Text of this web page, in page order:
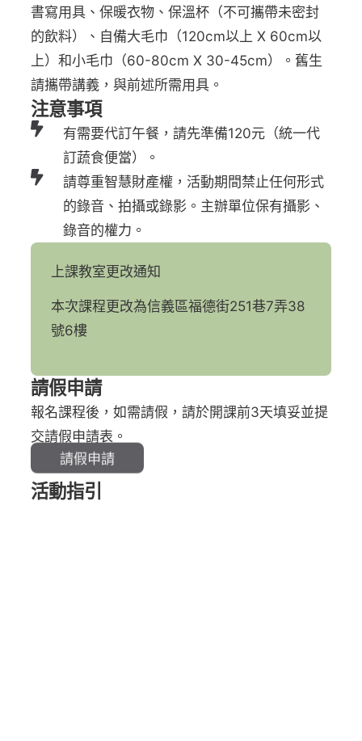
書寫用具、保暖衣物、保溫杯（不可攜帶未密封
的飲料）、自備大毛巾（120cm以上 X 60cm以
上）和小毛巾（60-80cm X 30-45cm）。舊生
請攜帶講義，與前述所需用具。
注意事項
有需要代訂午餐，請先準備120元（統一代
訂蔬食便當）。
請尊重智慧財產權，活動期間禁止任何形式
的錄音、拍攝或錄影。主辦單位保有攝影、
錄音的權力。
上課教室更改通知
本次課程更改為信義區福德街251巷7弄38
號6樓
請假申請
報名課程後，如需請假，請於開課前3天填妥並提
交請假申請表。
請假申請
活動指引